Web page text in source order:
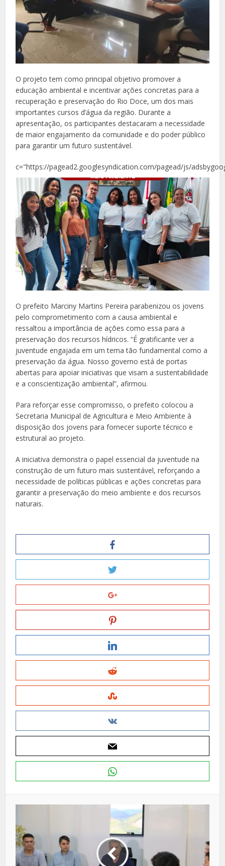
O projeto tem como principal objetivo promover a
educação ambiental e incentivar ações concretas para a
recuperação e preservação do Rio Doce, um dos mais
importantes cursos d’água da região. Durante a
apresentação, os participantes destacaram a necessidade
de maior engajamento da comunidade e do poder público
para garantir um futuro sustentável.
c="https://pagead2.googlesyndication.com/pagead/js/
O prefeito Marciny Martins Pereira parabenizou os jovens
pelo comprometimento com a causa ambiental e
ressaltou a importância de ações como essa para a
preservação dos recursos hídricos. “É gratificante ver a
juventude engajada em um tema tão fundamental como a
preservação da água. Nosso governo está de portas
abertas para apoiar iniciativas que visam a sustentabilidade
e a conscientização ambiental”, afirmou.
Para reforçar esse compromisso, o prefeito colocou a
Secretaria Municipal de Agricultura e Meio Ambiente à
disposição dos jovens para fornecer suporte técnico e
estrutural ao projeto.
A iniciativa demonstra o papel essencial da juventude na
construção de um futuro mais sustentável, reforçando a
necessidade de políticas públicas e ações concretas para
garantir a preservação do meio ambiente e dos recursos
naturais.